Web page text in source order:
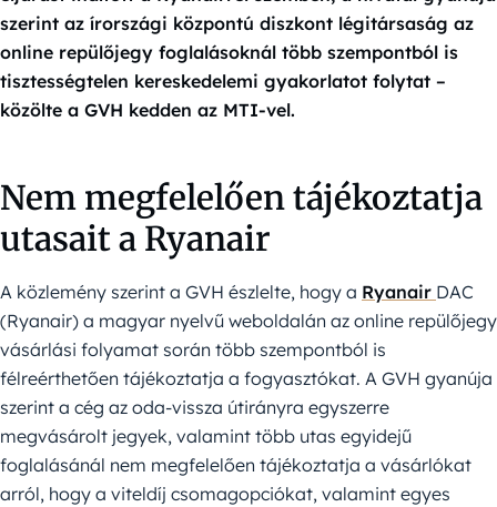
szerint az írországi központú diszkont légitársaság az
online repülőjegy foglalásoknál több szempontból is
tisztességtelen kereskedelemi gyakorlatot folytat –
közölte a GVH kedden az MTI-vel.
Nem megfelelően tájékoztatja
utasait a Ryanair
A közlemény szerint a GVH észlelte, hogy a Ryanair DAC
(Ryanair) a magyar nyelvű weboldalán az online repülőjegy
vásárlási folyamat során több szempontból is
félreérthetően tájékoztatja a fogyasztókat. A GVH gyanúja
szerint a cég az oda-vissza útirányra egyszerre
megvásárolt jegyek, valamint több utas egyidejű
foglalásánál nem megfelelően tájékoztatja a vásárlókat
arról, hogy a viteldíj csomagopciókat, valamint egyes